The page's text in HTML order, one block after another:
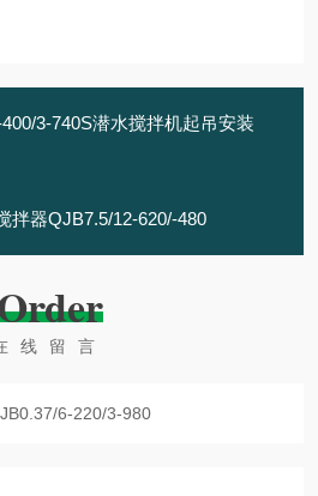
3-740S潜水搅拌机起吊安装
拌器QJB7.5/12-620/-480
线留言